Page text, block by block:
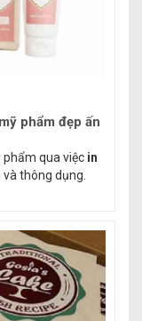
phẩm đẹp ấn
phẩm qua việc in
thông dụng.